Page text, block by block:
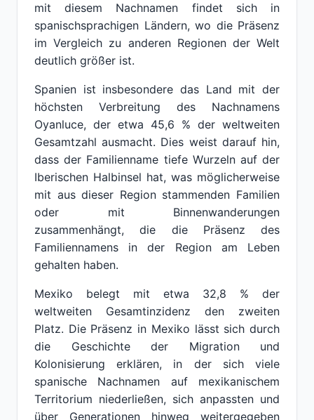
mit diesem Nachnamen findet sich in
spanischsprachigen Ländern, wo die Präsenz
im Vergleich zu anderen Regionen der Welt
deutlich größer ist.
Spanien ist insbesondere das Land mit der
höchsten Verbreitung des Nachnamens
Oyanluce, der etwa 45,6 % der weltweiten
Gesamtzahl ausmacht. Dies weist darauf hin,
dass der Familienname tiefe Wurzeln auf der
Iberischen Halbinsel hat, was möglicherweise
mit aus dieser Region stammenden Familien
oder mit Binnenwanderungen
zusammenhängt, die die Präsenz des
Familiennamens in der Region am Leben
gehalten haben.
Mexiko belegt mit etwa 32,8 % der
weltweiten Gesamtinzidenz den zweiten
Platz. Die Präsenz in Mexiko lässt sich durch
die Geschichte der Migration und
Kolonisierung erklären, in der sich viele
spanische Nachnamen auf mexikanischem
Territorium niederließen, sich anpassten und
über Generationen hinweg weitergegeben